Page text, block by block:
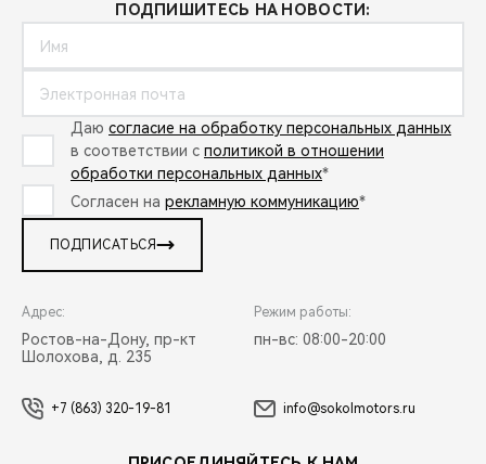
ПОДПИШИТЕСЬ НА НОВОСТИ:
Даю согласие на обработку персональных данных
в соответствии с политикой в отношении
обработки персональных данных*
Согласен на рекламную коммуникацию*
ПОДПИСАТЬСЯ
Адрес:
Ростов-на-Дону, пр-кт
Шолохова, д. 235
Режим работы:
пн-вс: 08:00-20:00
+7 (863) 320-19-81 info@sokolmotors.ru